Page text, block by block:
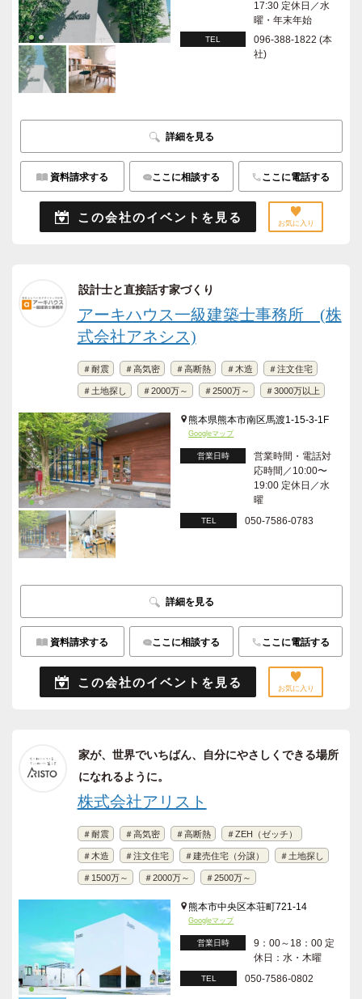
17:30 定休日／水
曜・年末年始
TEL
096-388-1822 (本
社)
この会社のイベントを見る お気に入り
詳細を見る
資料請求する ここに相談する ここに電話する
設計士と直接話す家づくり
アーキハウス一級建築士事務所 (株
式会社アネシス)
＃耐震 ＃高気密 ＃高断熱 ＃木造 ＃注文住宅
＃土地探し ＃2000万～ ＃2500万～ ＃3000万以上
熊本県熊本市南区馬渡1-15-3-1F
Googleマップ
営業日時
営業時間・電話対
応時間／10:00〜
19:00 定休日／水
曜
TEL 050-7586-0783
この会社のイベントを見る お気に入り
詳細を見る
資料請求する ここに相談する ここに電話する
家が、世界でいちばん、自分にやさしくできる場所
になれるように。
株式会社アリスト
＃耐震 ＃高気密 ＃高断熱 ＃ZEH（ゼッチ）
＃木造 ＃注文住宅 ＃建売住宅（分譲） ＃土地探し
＃1500万～ ＃2000万～ ＃2500万～
熊本市中央区本荘町721-14
Googleマップ
営業日時
9：00～18：00 定
休日：水・木曜
TEL 050-7586-0802